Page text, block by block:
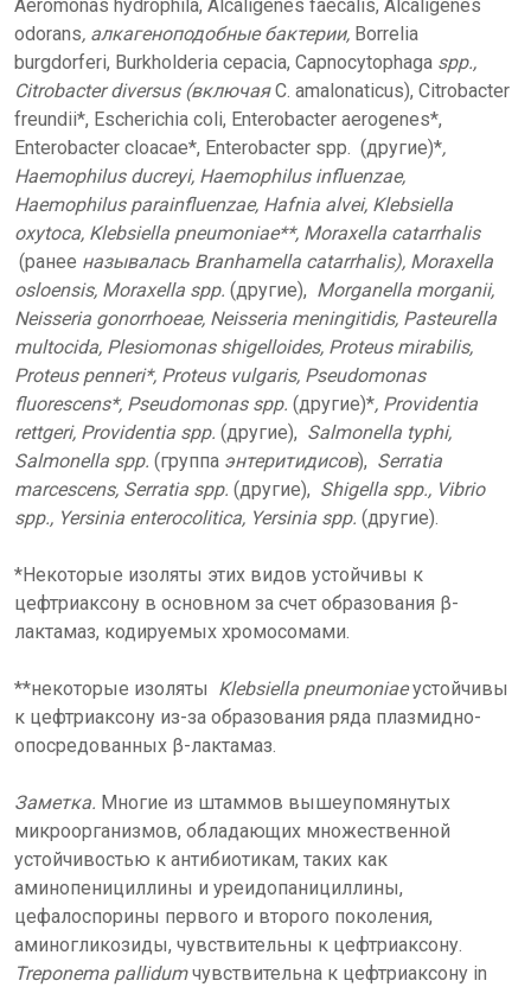
Aeromonas hydrophila, Alcaligenes faecalis, Alcaligenes
odorans, алкагеноподобные бактерии, Borrelia
burgdorferi, Burkholderia cepacia, Capnocytophaga spp.,
Citrobacter diversus (включаяC. amalonaticus), Citrobacter
freundii*, Escherichia coli, Enterobacter aerogenes*,
Enterobacter cloacae*, Enterobacter spp. (другие)*,
Haemophilus ducreyi, Haemophilus influenzae,
Haemophilus parainfluenzae, Hafnia alvei, Klebsiella
oxytoca, Klebsiella pneumoniae**, Moraxella catarrhalis
(ранее называлась Branhamella catarrhalis), Moraxella
osloensis, Moraxella spp. (другие), Morganella morganii,
Neisseria gonorrhoeae, Neisseria meningitidis, Pasteurella
multocida, Plesiomonas shigelloides, Proteus mirabilis,
Proteus penneri*, Proteus vulgaris, Pseudomonas
fluorescens*, Pseudomonas spp. (другие)*, Providentia
rettgeri, Providentia spp. (другие), Salmonella typhi,
Salmonella spp. (группа энтеритидисов), Serratia
marcescens, Serratia spp. (другие), Shigella spp., Vibrio
spp., Yersinia enterocolitica, Yersinia spp. (другие).
*Некоторые изоляты этих видов устойчивы к
цефтриаксону в основном за счет образования β-
лактамаз, кодируемых хромосомами.
**некоторые изоляты Klebsiella pneumoniaeустойчивы
к цефтриаксону из-за образования ряда плазмидно-
опосредованных β-лактамаз.
Заметка. Многие из штаммов вышеупомянутых
микроорганизмов, обладающих множественной
устойчивостью к антибиотикам, таких как
аминопенициллины и уреидопанициллины,
цефалоспорины первого и второго поколения,
аминогликозиды, чувствительны к цефтриаксону.
Treponema pallidumчувствительна к цефтриаксону in